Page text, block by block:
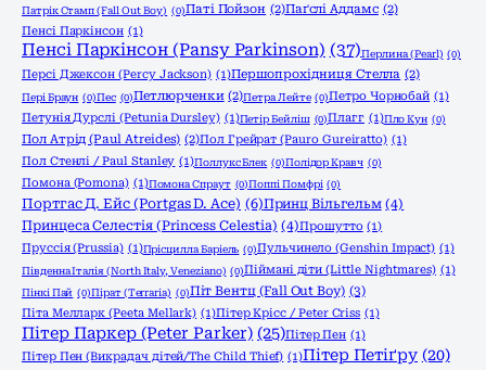
Патрік Стамп (Fall Out Boy) (0)Паті Пойзон (2)Паґслі Аддамс (2)
Пенсі Паркінсон (1)
Пенсі Паркінсон (Pansy Parkinson) (37)Перлина (Pearl) (0)
Персі Джексон (Percy Jackson) (1)Першопрохідниця Стелла (2)
Пері Браун (0)Пес (0)Петлюрченки (2)Петра Лейте (0)Петро Чорнобай (1)
Петунія Дурслі (Petunia Dursley) (1)Петір Бейліш (0)Плагг (1)Пло Кун (0)
Пол Атрід (Paul Atreides) (2)Пол Грейрат (Pauro Gureiratto) (1)
Пол Стенлі / Paul Stanley (1)Поллукс Блек (0)Полідор Кравч (0)
Помона (Pomona) (1)Помона Спраут (0)Поппі Помфрі (0)
Портгас Д. Ейс (Portgas D. Ace) (6)Принц Вільгельм (4)
Принцеса Селестія (Princess Celestia) (4)Прошутто (1)
Пруссія (Prussia) (1)Прісцилла Баріель (0)Пульчинело (Genshin Impact) (1)
Південна Італія (North Italy, Veneziano) (0)Піймані діти (Little Nightmares) (1)
Пінкі Пай (0)Пірат (Terraria) (0)Піт Вентц (Fall Out Boy) (3)
Піта Мелларк (Peeta Mellark) (1)Пітер Крісс / Peter Criss (1)
Пітер Паркер (Peter Parker) (25)Пітер Пен (1)
Пітер Пен (Викрадач дітей/The Child Thief) (1)Пітер Петіґру (20)